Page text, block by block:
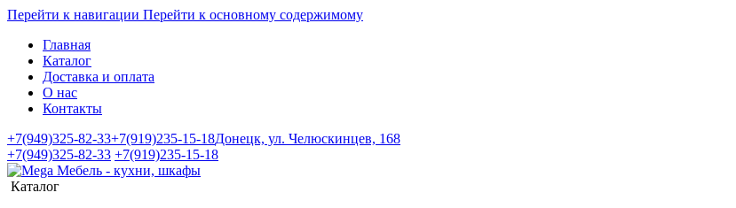
Перейти к навигации Перейти к основному содержимому
Главная
Каталог
Доставка и оплата
О нас
Контакты
+7(949)325-82-33+7(919)235-15-18Донецк, ул. Челюскинцев, 168
+7(949)325-82-33 +7(919)235-15-18
Каталог